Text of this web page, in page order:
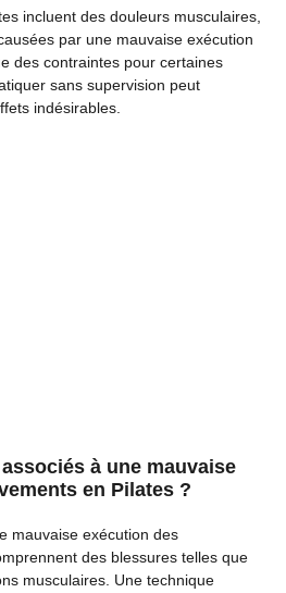
incluent des douleurs musculaires,
par une mauvaise exécution
des contraintes pour certaines
sans supervision peut
indésirables.
à une mauvaise
en Pilates ?
mauvaise exécution des
des blessures telles que
musculaires. Une technique